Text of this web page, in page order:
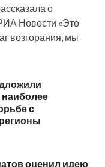
о
Новости «Это
возгорания, мы
с
оценил идею